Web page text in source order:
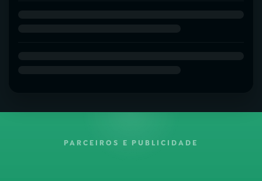
PARCEIROS E PUBLICIDADE